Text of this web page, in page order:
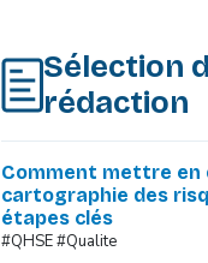
Sélection
rédaction
Comment mettre en
cartographie des
étapes clés
#QHSE #Qualite